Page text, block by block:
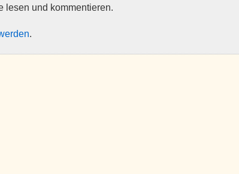
lesen und kommentieren.
.